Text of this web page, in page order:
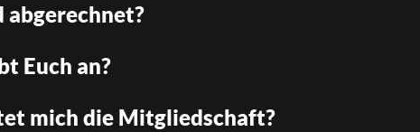
Euch an?
mich die Mitgliedschaft?